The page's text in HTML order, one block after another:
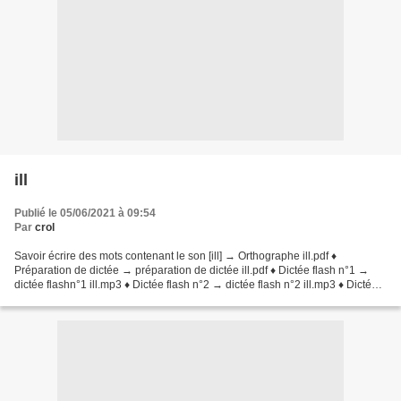
ill
Publié le 05/06/2021 à 09:54
Par crol
Savoir écrire des mots contenant le son [ill] → Orthographe ill.pdf ♦
Préparation de dictée → préparation de dictée ill.pdf ♦ Dictée flash n°1 →
dictée flashn°1 ill.mp3 ♦ Dictée flash n°2 → dictée flash n°2 ill.mp3 ♦ Dictée